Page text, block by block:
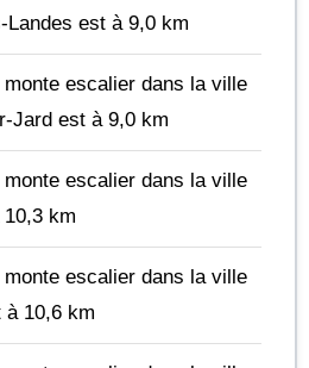
Landes est à 9,0 km
escalier dans la ville
Jard est à 9,0 km
escalier dans la ville
km
escalier dans la ville
à 10,6 km